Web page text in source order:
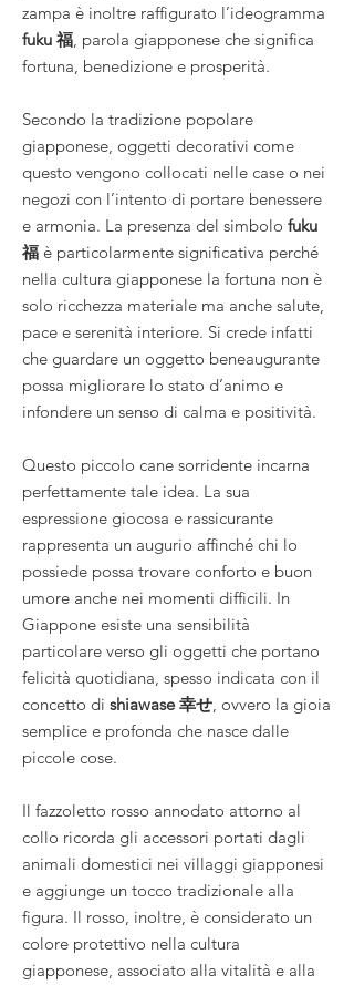
zampa è inoltre raffigurato l’ideogramma
fuku 福, parola giapponese che significa
fortuna, benedizione e prosperità.
Secondo la tradizione popolare
giapponese, oggetti decorativi come
questo vengono collocati nelle case o nei
negozi con l’intento di portare benessere
e armonia. La presenza del simbolo fuku
福 è particolarmente significativa perché
nella cultura giapponese la fortuna non è
solo ricchezza materiale ma anche salute,
pace e serenità interiore. Si crede infatti
che guardare un oggetto beneaugurante
possa migliorare lo stato d’animo e
infondere un senso di calma e positività.
Questo piccolo cane sorridente incarna
perfettamente tale idea. La sua
espressione giocosa e rassicurante
rappresenta un augurio affinché chi lo
possiede possa trovare conforto e buon
umore anche nei momenti difficili. In
Giappone esiste una sensibilità
particolare verso gli oggetti che portano
felicità quotidiana, spesso indicata con il
concetto di shiawase 幸せ, ovvero la gioia
semplice e profonda che nasce dalle
piccole cose.
Il fazzoletto rosso annodato attorno al
collo ricorda gli accessori portati dagli
animali domestici nei villaggi giapponesi
e aggiunge un tocco tradizionale alla
figura. Il rosso, inoltre, è considerato un
colore protettivo nella cultura
giapponese, associato alla vitalità e alla